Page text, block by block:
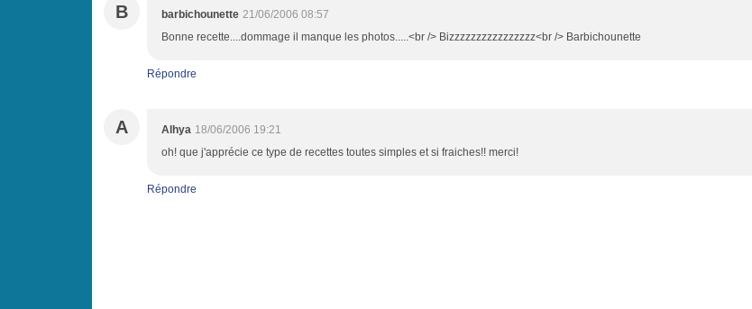
B barbichounette 21/06/2006 08:57
Bonne recette....dommage il manque les photos.....<br /> Bizzzzzzzzzzzzzzzz<br /> Barbichounette
Répondre
A Alhya 18/06/2006 19:21
oh! que j'apprécie ce type de recettes toutes simples et si fraiches!! merci!
Répondre